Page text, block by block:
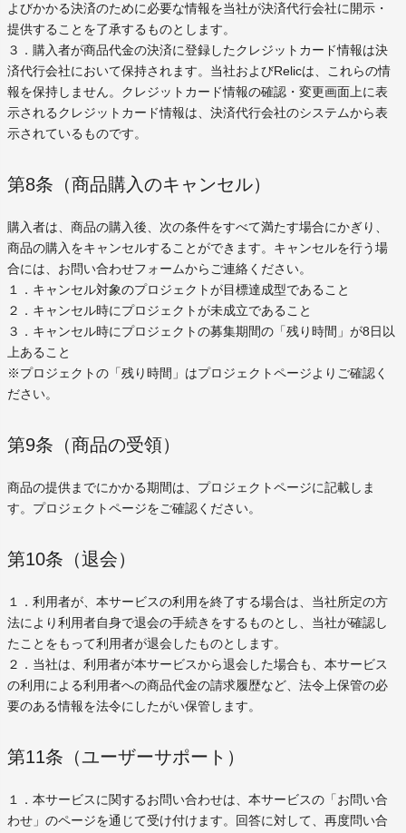
よびかかる決済のために必要な情報を当社が決済代行会社に開示・
提供することを了承するものとします。
３．購入者が商品代金の決済に登録したクレジットカード情報は決
済代行会社において保持されます。当社およびRelicは、これらの情
報を保持しません。クレジットカード情報の確認・変更画面上に表
示されるクレジットカード情報は、決済代行会社のシステムから表
示されているものです。
第8条（商品購入のキャンセル）
購入者は、商品の購入後、次の条件をすべて満たす場合にかぎり、
商品の購入をキャンセルすることができます。キャンセルを行う場
合には、お問い合わせフォームからご連絡ください。
１．キャンセル対象のプロジェクトが目標達成型であること
２．キャンセル時にプロジェクトが未成立であること
３．キャンセル時にプロジェクトの募集期間の「残り時間」が8日以
上あること
※プロジェクトの「残り時間」はプロジェクトページよりご確認く
ださい。
第9条（商品の受領）
商品の提供までにかかる期間は、プロジェクトページに記載しま
す。プロジェクトページをご確認ください。
第10条（退会）
１．利用者が、本サービスの利用を終了する場合は、当社所定の方
法により利用者自身で退会の手続きをするものとし、当社が確認し
たことをもって利用者が退会したものとします。
２．当社は、利用者が本サービスから退会した場合も、本サービス
の利用による利用者への商品代金の請求履歴など、法令上保管の必
要のある情報を法令にしたがい保管します。
第11条（ユーザーサポート）
１．本サービスに関するお問い合わせは、本サービスの「お問い合
わせ」のページを通じて受け付けます。回答に対して、再度問い合